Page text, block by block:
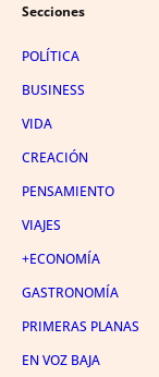
Secciones
POLÍTICA
BUSINESS
VIDA
CREACIÓN
PENSAMIENTO
VIAJES
+ECONOMÍA
GASTRONOMÍA
PRIMERAS PLANAS
EN VOZ BAJA